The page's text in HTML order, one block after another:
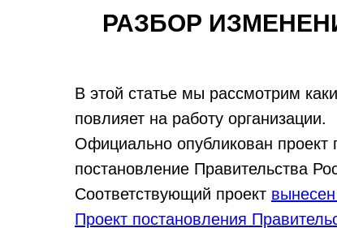
РАЗБОР
В этой статье мы рассмотрим
повлияет на работу организации.
Официально опубликован проект
постановление Правительства
Соответствующий проект
Проект постановления